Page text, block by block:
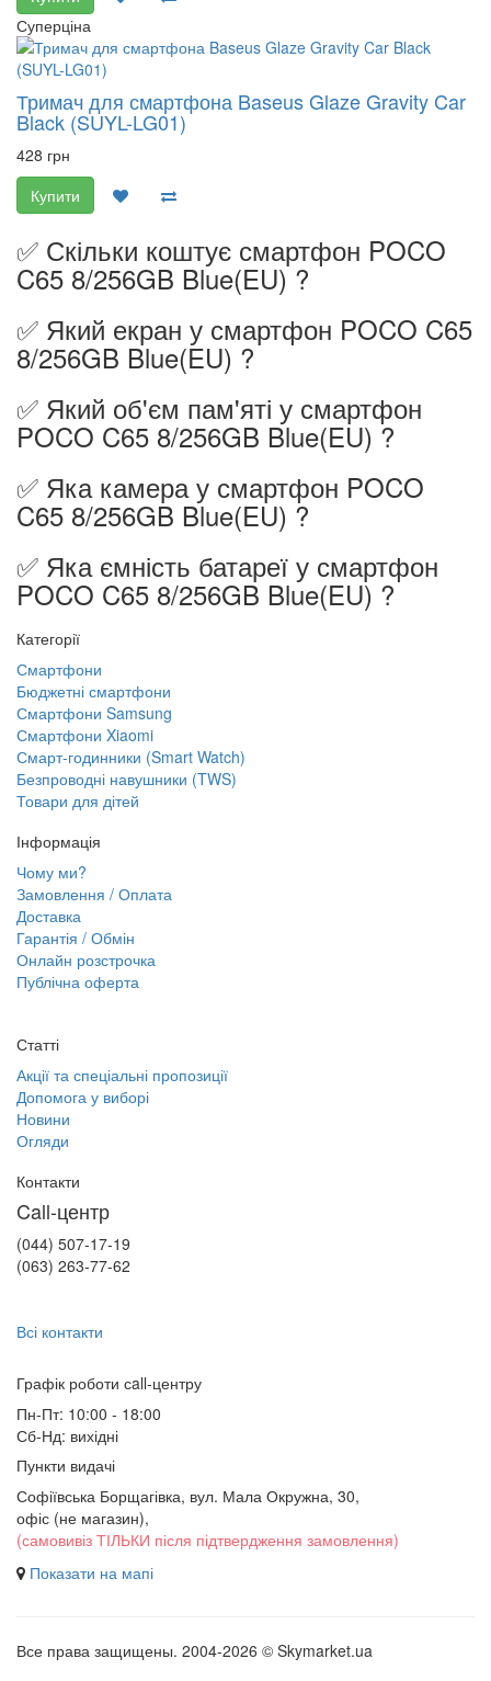
Суперціна
Тримач для смартфона Baseus Glaze Gravity Car
Black (SUYL-LG01)
428 грн
Купити
✅ Скільки коштує смартфон POCO
C65 8/256GB Blue(EU) ?
✅ Який екран у смартфон POCO C65
8/256GB Blue(EU) ?
✅ Який об'єм пам'яті у смартфон
POCO C65 8/256GB Blue(EU) ?
✅ Яка камера у смартфон POCO
C65 8/256GB Blue(EU) ?
✅ Яка ємність батареї у смартфон
POCO C65 8/256GB Blue(EU) ?
Категорії
Смартфони
Бюджетні смартфони
Смартфони Samsung
Смартфони Xiaomi
Смарт-годинники (Smart Watch)
Безпроводні навушники (TWS)
Товари для дітей
Інформація
Чому ми?
Замовлення / Оплата
Доставка
Гарантія / Обмін
Онлайн розстрочка
Публічна оферта
Статті
Акції та спеціальні пропозиції
Допомога у виборі
Новини
Огляди
Контакти
Call-центр
(044) 507-17-19
(063) 263-77-62
Всі контакти
Графік роботи сall-центру
Пн-Пт: 10:00 - 18:00
Сб-Нд: вихідні
Пункти видачі
Софіївська Борщагівка, вул. Мала Окружна, 30,
офіс (не магазин),
(самовивіз ТІЛЬКИ після підтвердження замовлення)
Показати на мапі
Все права защищены. 2004-2026 © Skymarket.ua